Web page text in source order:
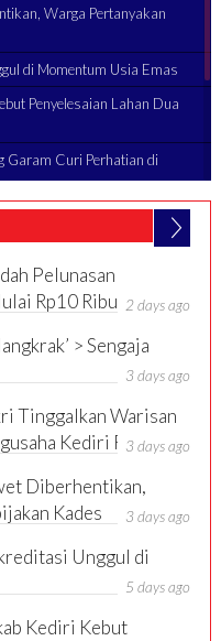
di Momentum Usia Emas
Penyelesaian Lahan Dua
Garam Curi Perhatian di
Pelunasan
Rp10 Ribu hingga
2 days ago
> Sengaja
3 days ago
Tinggalkan Warisan
Kediri Raya3 days ago
Diberhentikan,
Kades
3 days ago
Unggul di
5 days ago
Kediri Kebut